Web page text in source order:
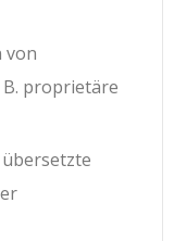
von
proprietäre